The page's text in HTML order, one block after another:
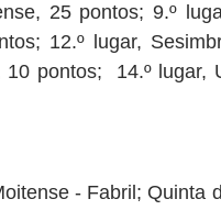
25 pontos; 9.º
12.º lugar,
10 pontos; 14.º lugar,
- Fabril; Quinta